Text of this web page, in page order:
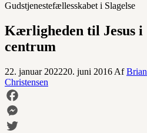
Gudstjenestefællesskabet i Slagelse
Kærligheden til Jesus i
centrum
22. januar 202220. juni 2016 AfBrian
Christensen
Facebook
Messenger